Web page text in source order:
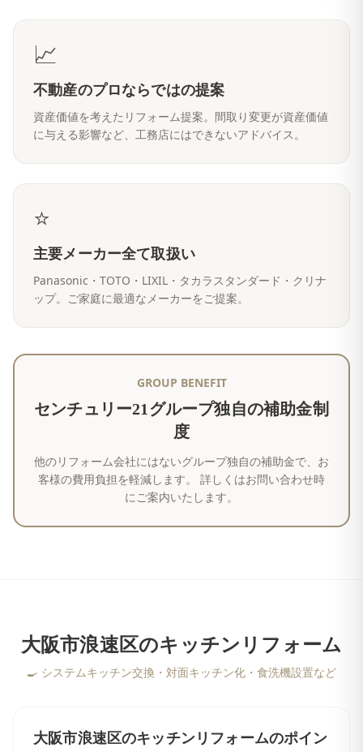
📈
不動産のプロならではの提案
資産価値を考えたリフォーム提案。間取り変更が資産価値
に与える影響など、工務店にはできないアドバイス。
⭐
主要メーカー全て取扱い
Panasonic・TOTO・LIXIL・タカラスタンダード・クリナ
ップ。ご家庭に最適なメーカーをご提案。
GROUP BENEFIT
センチュリー21グループ独自の補助金制
度
他のリフォーム会社にはないグループ独自の補助金で、お
客様の費用負担を軽減します。 詳しくはお問い合わせ時
にご案内いたします。
大阪市浪速区のキッチンリフォーム
🍳 システムキッチン交換・対面キッチン化・食洗機設置など
大阪市浪速区のキッチンリフォームのポイン